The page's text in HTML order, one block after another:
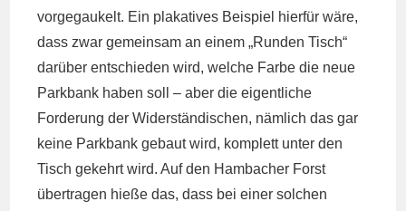
vorgegaukelt. Ein plakatives Beispiel hierfür wäre,
dass zwar gemeinsam an einem „Runden Tisch“
darüber entschieden wird, welche Farbe die neue
Parkbank haben soll – aber die eigentliche
Forderung der Widerständischen, nämlich das gar
keine Parkbank gebaut wird, komplett unter den
Tisch gekehrt wird. Auf den Hambacher Forst
übertragen hieße das, dass bei einer solchen